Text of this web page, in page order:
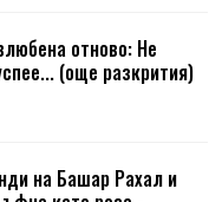
отново: Не
(още разкрития)
на Башар Рахал и